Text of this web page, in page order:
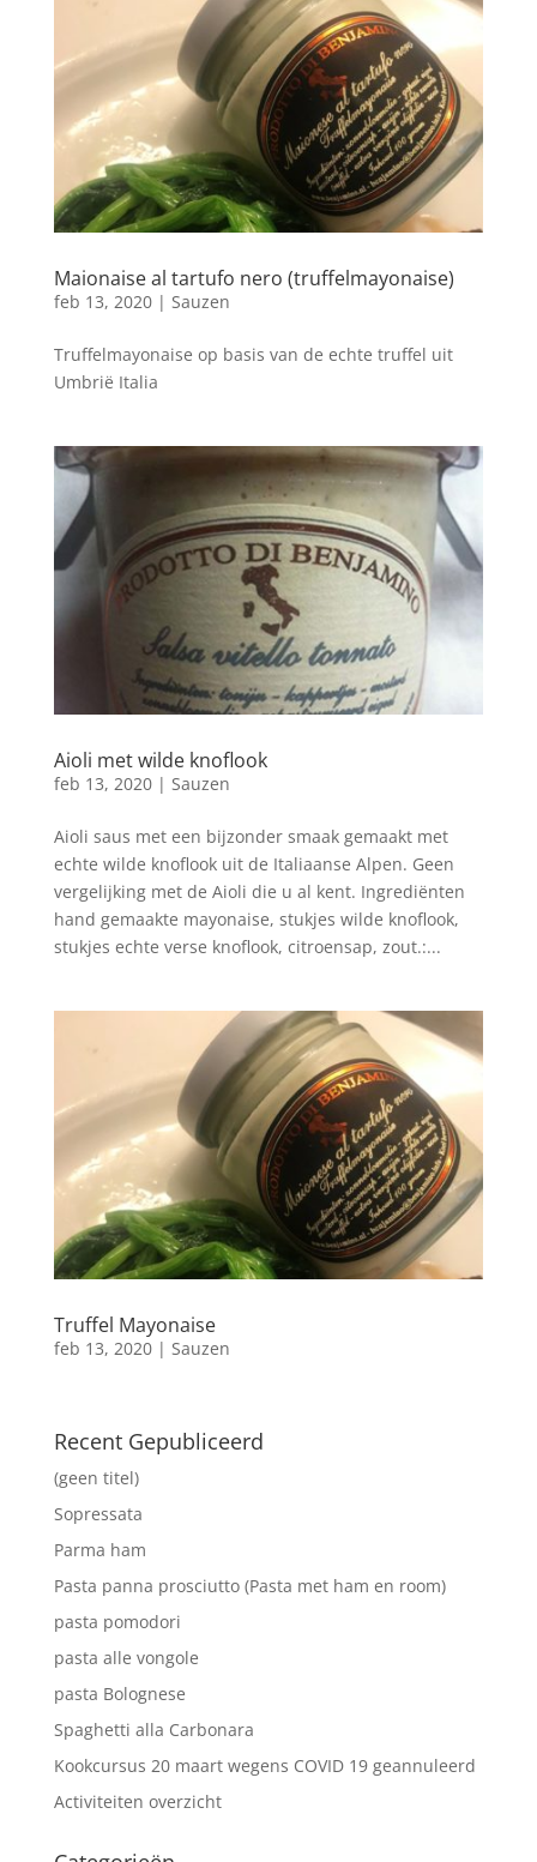
Maionaise al tartufo nero (truffelmayonaise)
feb 13, 2020| Sauzen
Truffelmayonaise op basis van de echte truffel uit
Umbrië Italia
Aioli met wilde knoflook
feb 13, 2020| Sauzen
Aioli saus met een bijzonder smaak gemaakt met
echte wilde knoflook uit de Italiaanse Alpen. Geen
vergelijking met de Aioli die u al kent. Ingrediënten
hand gemaakte mayonaise, stukjes wilde knoflook,
stukjes echte verse knoflook, citroensap, zout.:...
Truffel Mayonaise
feb 13, 2020| Sauzen
Recent Gepubliceerd
(geen titel)
Sopressata
Parma ham
Pasta panna prosciutto (Pasta met ham en room)
pasta pomodori
pasta alle vongole
pasta Bolognese
Spaghetti alla Carbonara
Kookcursus 20 maart wegens COVID 19 geannuleerd
Activiteiten overzicht